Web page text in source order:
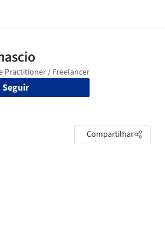
Seguir
Compartilhar